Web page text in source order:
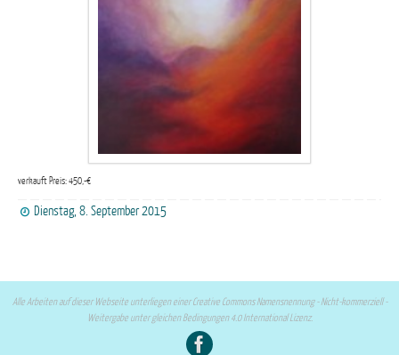
verkauft Preis: 450,-€
Dienstag, 8. September 2015
Alle Arbeiten auf dieser Webseite unterliegen einer Creative Commons Namensnennung - Nicht-kommerziell -
Weitergabe unter gleichen Bedingungen 4.0 International Lizenz.